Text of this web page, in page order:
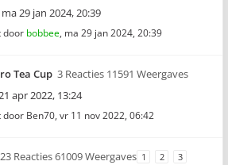
ma 29 jan 2024, 20:39
door bobbee, ma 29 jan 2024, 20:39
Tea Cup 3 Reacties 11591 Weergaves
apr 2022, 13:24
door Ben70, vr 11 nov 2022, 06:42
23 Reacties 61009 Weergaves 1 2 3